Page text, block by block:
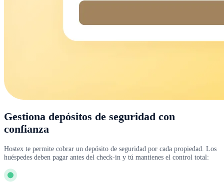
Gestiona depósitos de seguridad con
confianza
Hostex te permite cobrar un depósito de seguridad por cada propiedad. Los
huéspedes deben pagar antes del check-in y tú mantienes el control total: